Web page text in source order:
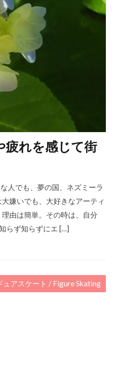
疲れを感じて街
人でも、夢の国、ネズミーラ
嫌いでも、大好きなアーティ
由は簡単。その時は、自分
らず知らずにエ […]
ュアスケート / Figure Skating